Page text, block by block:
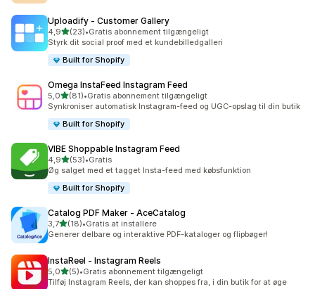
Uploadify ‑ Customer Gallery
4,9ud af 5 stjerner
(23)
23 anmeldelser i alt
•Gratis abonnement tilgængeligt
Styrk dit social proof med et kundebilledgalleri
Built for Shopify
Omega InstaFeed Instagram Feed
5,0ud af 5 stjerner
(81)
81 anmeldelser i alt
•Gratis abonnement tilgængeligt
Synkroniser automatisk Instagram-feed og UGC-opslag til din butik
Built for Shopify
VIBE Shoppable Instagram Feed
4,9ud af 5 stjerner
(53)
53 anmeldelser i alt
•Gratis
Øg salget med et tagget Insta-feed med købsfunktion
Built for Shopify
Catalog PDF Maker ‑ AceCatalog
3,7ud af 5 stjerner
(18)
18 anmeldelser i alt
•Gratis at installere
Generer delbare og interaktive PDF-kataloger og flipbøger!
InstaReel ‑ Instagram Reels
5,0ud af 5 stjerner
(5)
5 anmeldelser i alt
•Gratis abonnement tilgængeligt
Tilføj Instagram Reels, der kan shoppes fra, i din butik for at øge